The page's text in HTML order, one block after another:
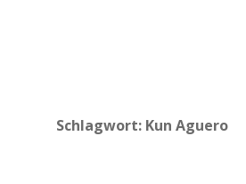
Schlagwort: Kun Aguero